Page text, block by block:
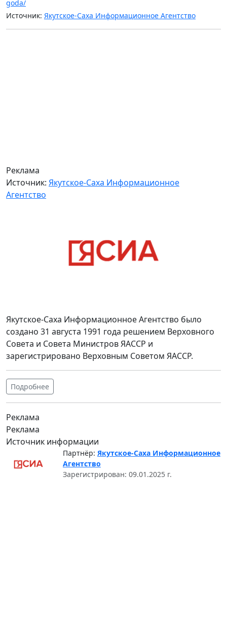
goda/
Источник: Якутское-Саха Информационное Агентство
Реклама
Источник: Якутское-Саха Информационное
Агентство
Якутское-Саха Информационное Агентство было
создано 31 августа 1991 года решением Верховного
Совета и Совета Министров ЯАССР и
зарегистрировано Верховным Советом ЯАССР.
Подробнее
Реклама
Реклама
Источник информации
Партнёр: Якутское-Саха Информационное
Агентство
Зарегистрирован: 09.01.2025 г.